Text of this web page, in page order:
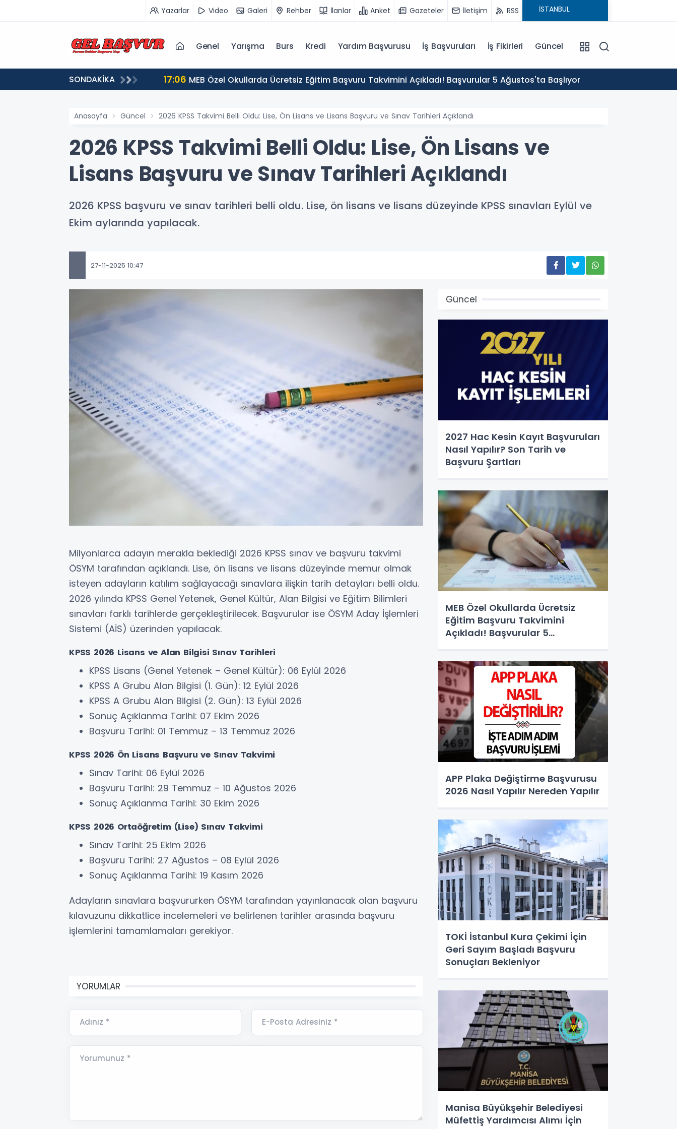
Yazarlar Video Galeri Rehber İlanlar Anket Gazeteler İletişim RSS
Genel Yarışma Burs Kredi Yardım Başvurusu İş Başvuruları İş Fikirleri Güncel
SONDAKİKA 17:06 MEB Özel Okullarda Ücretsiz Eğitim Başvuru Takvimini Açıkladı! Başvurular 5 Ağustos'ta Başlıyor
Anasayfa Güncel 2026 KPSS Takvimi Belli Oldu: Lise, Ön Lisans ve Lisans Başvuru ve Sınav Tarihleri Açıklandı
2026 KPSS Takvimi Belli Oldu: Lise, Ön Lisans ve
Lisans Başvuru ve Sınav Tarihleri Açıklandı
2026 KPSS başvuru ve sınav tarihleri belli oldu. Lise, ön lisans ve lisans düzeyinde KPSS sınavları Eylül ve
Ekim aylarında yapılacak.
27-11-2025 10:47
Milyonlarca adayın merakla beklediği 2026 KPSS sınav ve başvuru takvimi
ÖSYM tarafından açıklandı. Lise, ön lisans ve lisans düzeyinde memur olmak
isteyen adayların katılım sağlayacağı sınavlara ilişkin tarih detayları belli oldu.
2026 yılında KPSS Genel Yetenek, Genel Kültür, Alan Bilgisi ve Eğitim Bilimleri
sınavları farklı tarihlerde gerçekleştirilecek. Başvurular ise ÖSYM Aday İşlemleri
Sistemi (AİS) üzerinden yapılacak.
KPSS 2026 Lisans ve Alan Bilgisi Sınav Tarihleri
KPSS Lisans (Genel Yetenek – Genel Kültür): 06 Eylül 2026
KPSS A Grubu Alan Bilgisi (1. Gün): 12 Eylül 2026
KPSS A Grubu Alan Bilgisi (2. Gün): 13 Eylül 2026
Sonuç Açıklanma Tarihi: 07 Ekim 2026
Başvuru Tarihi: 01 Temmuz – 13 Temmuz 2026
KPSS 2026 Ön Lisans Başvuru ve Sınav Takvimi
Sınav Tarihi: 06 Eylül 2026
Başvuru Tarihi: 29 Temmuz – 10 Ağustos 2026
Sonuç Açıklanma Tarihi: 30 Ekim 2026
KPSS 2026 Ortaöğretim (Lise) Sınav Takvimi
Sınav Tarihi: 25 Ekim 2026
Başvuru Tarihi: 27 Ağustos – 08 Eylül 2026
Sonuç Açıklanma Tarihi: 19 Kasım 2026
Adayların sınavlara başvururken ÖSYM tarafından yayınlanacak olan başvuru
kılavuzunu dikkatlice incelemeleri ve belirlenen tarihler arasında başvuru
işlemlerini tamamlamaları gerekiyor.
YORUMLAR
Adınız * E-Posta Adresiniz *
Yorumunuz *
Güncel
2027 Hac Kesin Kayıt Başvuruları
Nasıl Yapılır? Son Tarih ve
Başvuru Şartları
MEB Özel Okullarda Ücretsiz
Eğitim Başvuru Takvimini
Açıkladı! Başvurular 5
APP Plaka Değiştirme Başvurusu
2026 Nasıl Yapılır Nereden Yapılır
TOKİ İstanbul Kura Çekimi İçin
Geri Sayım Başladı Başvuru
Sonuçları Bekleniyor
Manisa Büyükşehir Belediyesi
Müfettiş Yardımcısı Alımı İçin